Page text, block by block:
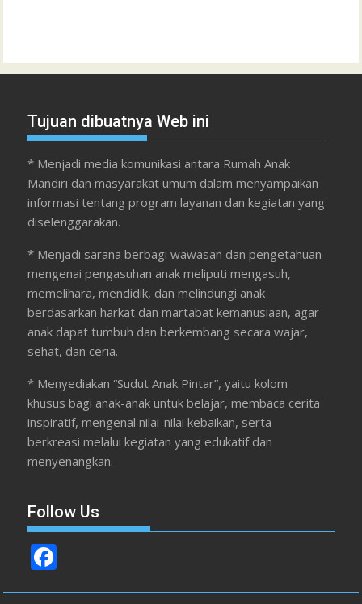
Tujuan dibuatnya Web ini
* Menjadi media komunikasi antara Rumah Anak
Mandiri dan masyarakat umum dalam menyampaikan
informasi tentang program layanan dan kegiatan yang
diselenggarakan.
* Menjadi sarana berbagi wawasan dan pengetahuan
mengenai pengasuhan anak meliputi mengasuh,
memelihara, mendidik, dan melindungi anak
berdasarkan harkat dan martabat kemanusiaan, agar
anak dapat tumbuh dan berkembang secara wajar,
sehat, dan ceria.
* Menyediakan “Sudut Anak Pintar”, yaitu kolom
khusus bagi anak-anak untuk belajar, membaca cerita
inspiratif, mengenal nilai-nilai kebaikan, serta
berkreasi melalui kegiatan yang edukatif dan
menyenangkan.
Follow Us
ac